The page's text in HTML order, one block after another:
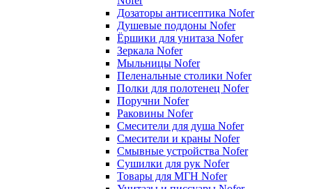
Дозаторы антисептика Nofer
Душевые поддоны Nofer
Ёршики для унитаза Nofer
Зеркала Nofer
Мыльницы Nofer
Пеленальные столики Nofer
Полки для полотенец Nofer
Поручни Nofer
Раковины Nofer
Смесители для душа Nofer
Смесители и краны Nofer
Смывные устройства Nofer
Сушилки для рук Nofer
Товары для МГН Nofer